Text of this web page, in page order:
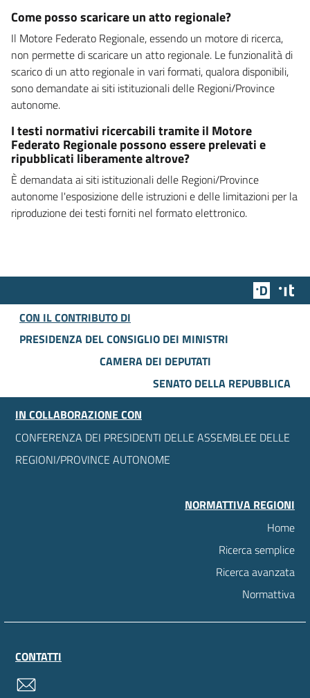
Come posso scaricare un atto regionale?
Il Motore Federato Regionale, essendo un motore di ricerca,
non permette di scaricare un atto regionale. Le funzionalità di
scarico di un atto regionale in vari formati, qualora disponibili,
sono demandate ai siti istituzionali delle Regioni/Province
autonome.
I testi normativi ricercabili tramite il Motore
Federato Regionale possono essere prelevati e
ripubblicati liberamente altrove?
È demandata ai siti istituzionali delle Regioni/Province
autonome l'esposizione delle istruzioni e delle limitazioni per la
riproduzione dei testi forniti nel formato elettronico.
Team
CON IL CONTRIBUTO DI
PRESIDENZA DEL CONSIGLIO DEI MINISTRI
CAMERA DEI DEPUTATI
SENATO DELLA REPUBBLICA
IN COLLABORAZIONE CON
CONFERENZA DEI PRESIDENTI DELLE ASSEMBLEE DELLE
REGIONI/PROVINCE AUTONOME
NORMATTIVA REGIONI
Home
Ricerca semplice
Ricerca avanzata
Normattiva
CONTATTI